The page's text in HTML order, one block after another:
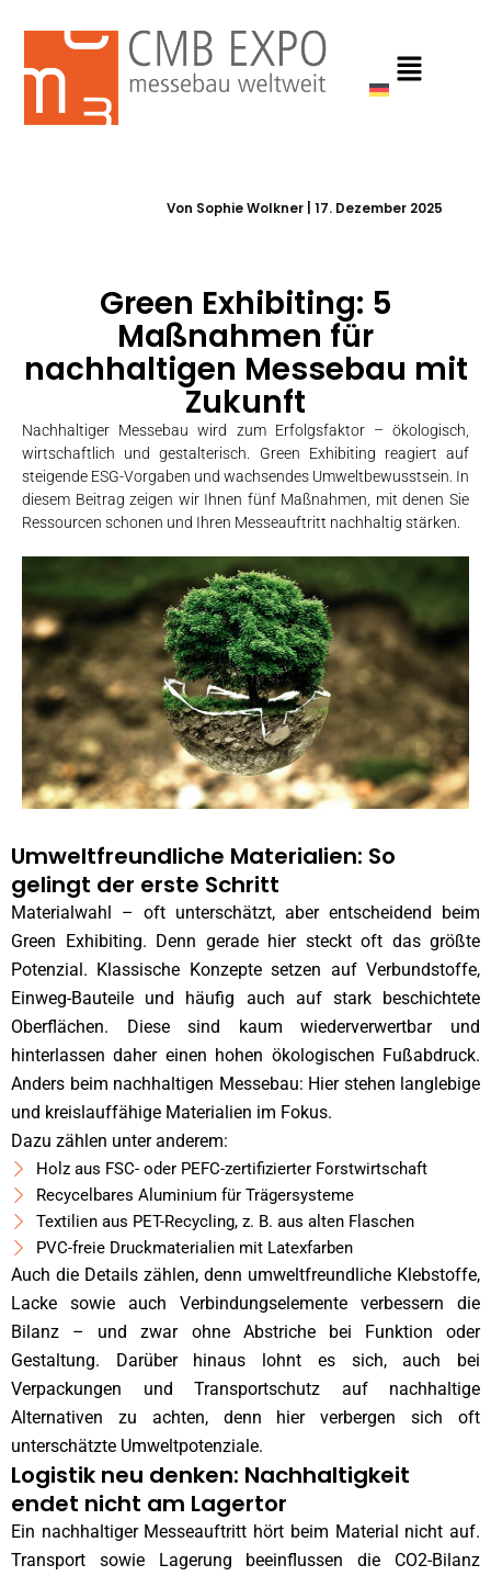
springen
Von Sophie Wolkner |17. Dezember 2025
Green Exhibiting: 5
Maßnahmen für
nachhaltigen Messebau mit
Zukunft
Nachhaltiger Messebau wird zum Erfolgsfaktor – ökologisch,
wirtschaftlich und gestalterisch. Green Exhibiting reagiert auf
steigende ESG-Vorgaben und wachsendes Umweltbewusstsein. In
diesem Beitrag zeigen wir Ihnen fünf Maßnahmen, mit denen Sie
Ressourcen schonen und Ihren Messeauftritt nachhaltig stärken.
Umweltfreundliche Materialien: So
gelingt der erste Schritt
Materialwahl – oft unterschätzt, aber entscheidend beim
Green Exhibiting. Denn gerade hier steckt oft das größte
Potenzial. Klassische Konzepte setzen auf Verbundstoffe,
Einweg-Bauteile und häufig auch auf stark beschichtete
Oberflächen. Diese sind kaum wiederverwertbar und
hinterlassen daher einen hohen ökologischen Fußabdruck.
Anders beim nachhaltigen Messebau: Hier stehen langlebige
und kreislauffähige Materialien im Fokus.
Dazu zählen unter anderem:
Holz aus FSC- oder PEFC-zertifizierter Forstwirtschaft
Recycelbares Aluminium für Trägersysteme
Textilien aus PET-Recycling, z. B. aus alten Flaschen
PVC-freie Druckmaterialien mit Latexfarben
Auch die Details zählen, denn umweltfreundliche Klebstoffe,
Lacke sowie auch Verbindungselemente verbessern die
Bilanz – und zwar ohne Abstriche bei Funktion oder
Gestaltung. Darüber hinaus lohnt es sich, auch bei
Verpackungen und Transportschutz auf nachhaltige
Alternativen zu achten, denn hier verbergen sich oft
unterschätzte Umweltpotenziale.
Logistik neu denken: Nachhaltigkeit
endet nicht am Lagertor
Ein nachhaltiger Messeauftritt hört beim Material nicht auf.
Transport sowie Lagerung beeinflussen die CO2-Bilanz